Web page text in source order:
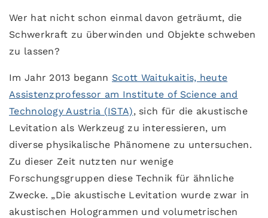
Wer hat nicht schon einmal davon geträumt, die
Schwerkraft zu überwinden und Objekte schweben
zu lassen?
Im Jahr 2013 begann Scott Waitukaitis, heute
Assistenzprofessor am Institute of Science and
Technology Austria (ISTA), sich für die akustische
Levitation als Werkzeug zu interessieren, um
diverse physikalische Phänomene zu untersuchen.
Zu dieser Zeit nutzten nur wenige
Forschungsgruppen diese Technik für ähnliche
Zwecke. „Die akustische Levitation wurde zwar in
akustischen Hologrammen und volumetrischen